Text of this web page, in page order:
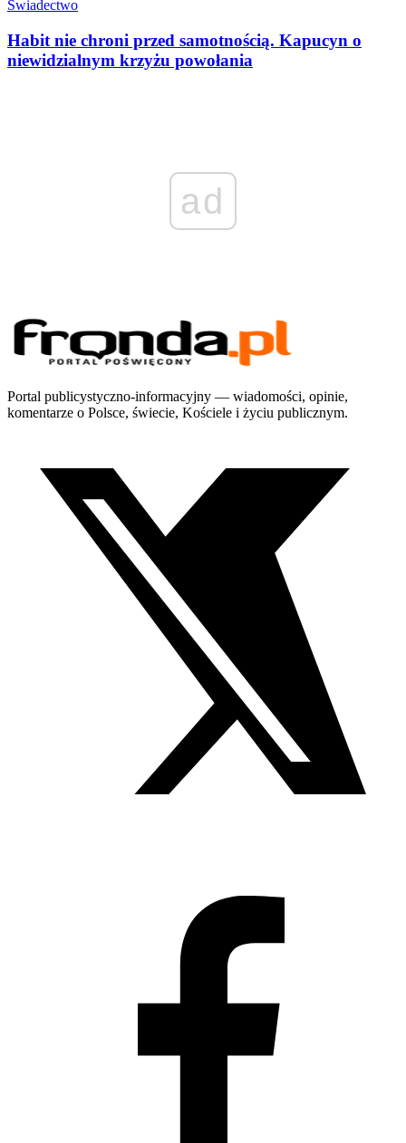
Świadectwo
Habit nie chroni przed samotnością. Kapucyn o
niewidzialnym krzyżu powołania
ad
Portal publicystyczno-informacyjny — wiadomości, opinie,
komentarze o Polsce, świecie, Kościele i życiu publicznym.